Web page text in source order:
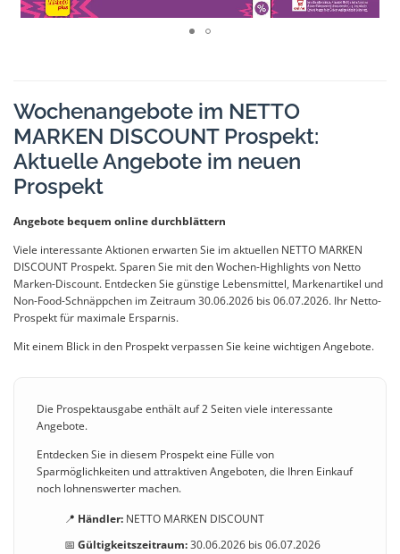
Wochenangebote im NETTO
MARKEN DISCOUNT Prospekt:
Aktuelle Angebote im neuen
Prospekt
Angebote bequem online durchblättern
Viele interessante Aktionen erwarten Sie im aktuellen NETTO MARKEN
DISCOUNT Prospekt. Sparen Sie mit den Wochen-Highlights von Netto
Marken-Discount. Entdecken Sie günstige Lebensmittel, Markenartikel und
Non-Food-Schnäppchen im Zeitraum 30.06.2026 bis 06.07.2026. Ihr Netto-
Prospekt für maximale Ersparnis.
Mit einem Blick in den Prospekt verpassen Sie keine wichtigen Angebote.
Die Prospektausgabe enthält auf 2 Seiten viele interessante
Angebote.
Entdecken Sie in diesem Prospekt eine Fülle von
Sparmöglichkeiten und attraktiven Angeboten, die Ihren Einkauf
noch lohnenswerter machen.
📍 Händler:NETTO MARKEN DISCOUNT
📅 Gültigkeitszeitraum:30.06.2026 bis 06.07.2026